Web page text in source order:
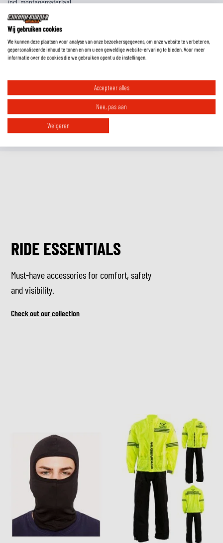
EXTRA INFORMATIE
MAATTABEL
FAQ
RIDE ESSENTIALS
Must-have accessories for comfort, safety
and visibility.
Check out our collection
Wij gebruiken cookies
We kunnen deze plaatsen voor analyse van onze bezoekersgegevens, om onze website te verbeteren,
gepersonaliseerde inhoud te tonen en om u een geweldige website-ervaring te bieden. Voor meer
informatie over de cookies die we gebruiken opent u de instellingen.
Accepteer alles
Nee, pas aan
Weigeren